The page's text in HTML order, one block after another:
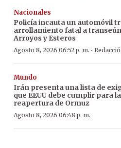
Nacionales
Policía incauta un automóvil
arrollamiento fatal a
Arroyos y Esteros
Agosto 8, 2026 06:52 p. m. ·
Mundo
Irán presenta una lista de
que EEUU debe cumplir para la
reapertura de Ormuz
Agosto 8, 2026 06:48 p. m.